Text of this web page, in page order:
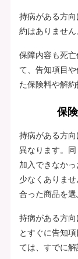
持病がある方
約はありません
保障内容も死
て、告知項目
た保険料や解
保
持病がある方
異なります。
加入できなか
少なくありま
合った商品を選
持病がある方
とすぐに告知
ては、すでに